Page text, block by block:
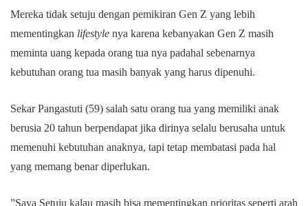
Mereka tidak setuju dengan pemikiran Gen Z yang lebih
mementingkan lifestyle nya karena kebanyakan Gen Z masih
meminta uang kepada orang tua nya padahal sebenarnya
kebutuhan orang tua masih banyak yang harus dipenuhi.
Sekar Pangastuti (59) salah satu orang tua yang memiliki anak
berusia 20 tahun berpendapat jika dirinya selalu berusaha untuk
memenuhi kebutuhan anaknya, tapi tetap membatasi pada hal
yang memang benar diperlukan.
”Saya Setuju kalau masih bisa mementingkan prioritas seperti arah